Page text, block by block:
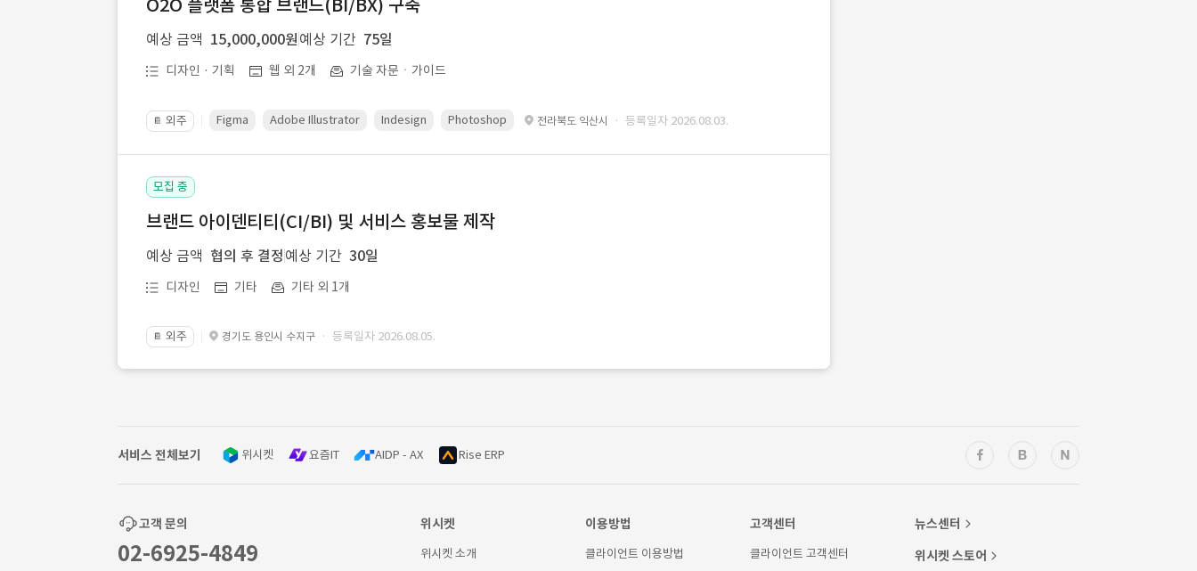
O2O 플랫폼 통합 브랜드(BI/BX) 구축
예상 금액 15,000,000원 예상 기간 75일
디자인 · 기획 웹 외 2개 기술 자문ㆍ가이드
📔 외주 Figma Adobe Illustrator Indesign Photoshop 전라북도 익산시 · 등록일자 2026.08.03.
모집 중
브랜드 아이덴티티(CI/BI) 및 서비스 홍보물 제작
예상 금액 협의 후 결정 예상 기간 30일
디자인 기타 기타 외 1개
📔 외주 경기도 용인시 수지구 · 등록일자 2026.08.05.
서비스 전체보기 위시켓 요즘IT AIDP - AX Rise ERP
고객 문의
02-6925-4849
위시켓
위시켓 소개
이용방법
클라이언트 이용방법
고객센터
클라이언트 고객센터
뉴스센터
위시켓 스토어